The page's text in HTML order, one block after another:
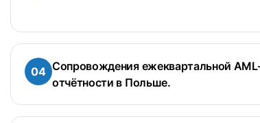
Сопровождения ежеквартальной
отчётности в Польше.